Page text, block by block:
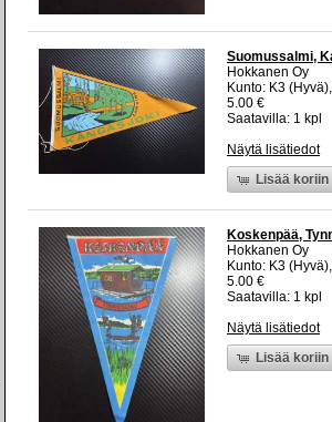
Suomussalmi,
Hokkanen Oy
Kunto: K3
5.00 €
Saatavilla: 1 kpl
Näytä lisätiedot
Lisää koriin
Koskenpää,
Hokkanen Oy
Kunto: K3
5.00 €
Saatavilla: 1 kpl
Näytä lisätiedot
Lisää koriin